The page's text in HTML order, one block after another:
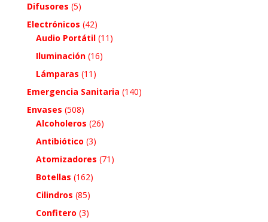
Difusores (5)
Electrónicos (42)
Audio Portátil (11)
Iluminación (16)
Lámparas (11)
Emergencia Sanitaria (140)
Envases (508)
Alcoholeros (26)
Antibiótico (3)
Atomizadores (71)
Botellas (162)
Cilindros (85)
Confitero (3)